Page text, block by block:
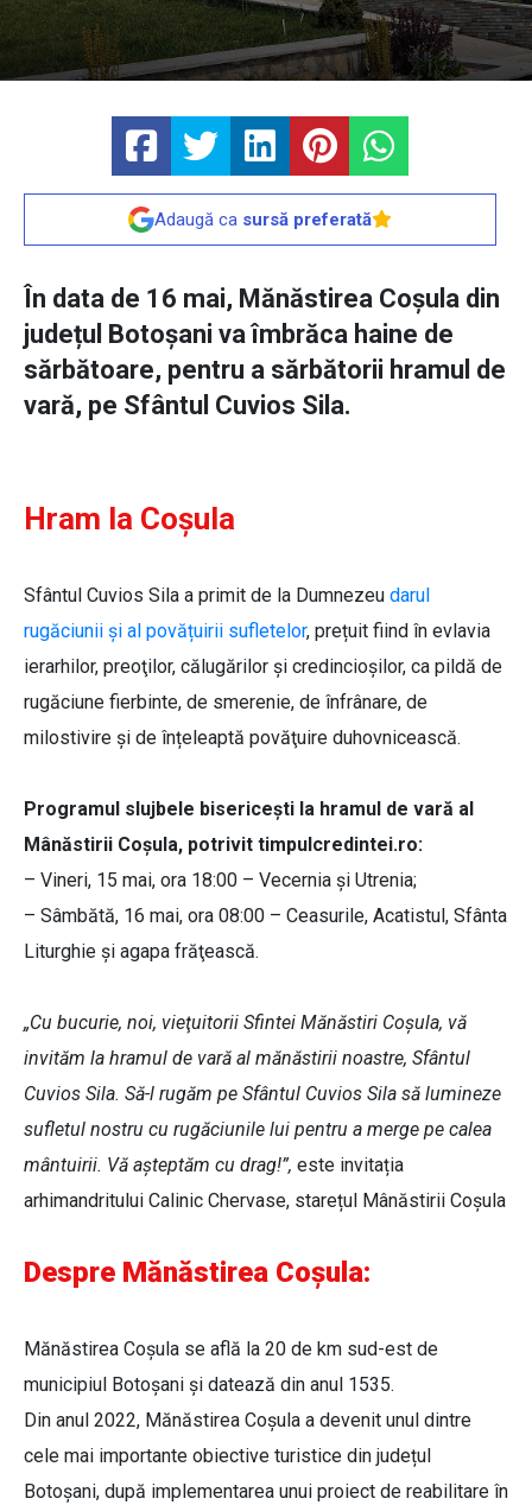
Adaugă ca sursă preferată
În data de 16 mai, Mănăstirea Coșula din
județul Botoșani va îmbrăca haine de
sărbătoare, pentru a sărbătorii hramul de
vară, pe Sfântul Cuvios Sila.
Hram la Coșula
Sfântul Cuvios Sila a primit de la Dumnezeu darul
rugăciunii și al povățuirii sufletelor, prețuit fiind în evlavia
ierarhilor, preoţilor, călugărilor şi credincioșilor, ca pildă de
rugăciune fierbinte, de smerenie, de înfrânare, de
milostivire și de înțeleaptă povăţuire duhovnicească.
Programul slujbele bisericeşti la hramul de vară al
Mânăstirii Coșula, potrivit timpulcredintei.ro:
– Vineri, 15 mai, ora 18:00 – Vecernia şi Utrenia;
– Sâmbătă, 16 mai, ora 08:00 – Ceasurile, Acatistul, Sfânta
Liturghie şi agapa frăţească.
„Cu bucurie, noi, vieţuitorii Sfintei Mănăstiri Coşula, vă
invităm la hramul de vară al mănăstirii noastre, Sfântul
Cuvios Sila. Să-l rugăm pe Sfântul Cuvios Sila să lumineze
sufletul nostru cu rugăciunile lui pentru a merge pe calea
mântuirii. Vă aşteptăm cu drag!”, este invitația
arhimandritului Calinic Chervase, starețul Mânăstirii Coşula
Despre Mănăstirea Coșula:
Mănăstirea Coșula se află la 20 de km sud-est de
municipiul Botoşani şi datează din anul 1535.
Din anul 2022, Mănăstirea Coșula a devenit unul dintre
cele mai importante obiective turistice din județul
Botoșani, după implementarea unui proiect de reabilitare în